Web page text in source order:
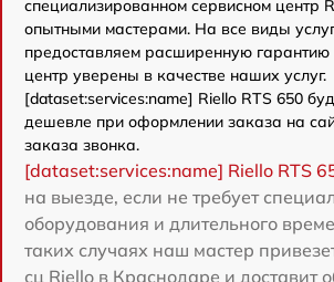
специализированном сервисном центр
опытными мастерами. На все виды
предоставляем расширенную
центр уверены в качестве наших услуг.
[dataset:services:name] Riello RTS 650
дешевле при оформлении заказа на
заказа звонка.
[dataset:services:name] Riello RTS
на выезде, если не требует
оборудования и длительного
таких случаях наш мастер
сц Riello в Краснодаре и доставит